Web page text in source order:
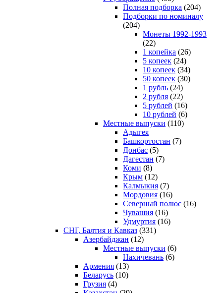
Полная подборка (204)
Подборки по номиналу
(204)
Монеты 1992-1993
(22)
1 копейка (26)
5 копеек (24)
10 копеек (34)
50 копеек (30)
1 рубль (24)
2 рубля (22)
5 рублей (16)
10 рублей (6)
Местные выпуски (110)
Адыгея
Башкортостан (7)
Донбас (5)
Дагестан (7)
Коми (8)
Крым (12)
Калмыкия (7)
Мордовия (16)
Северный полюс (16)
Чувашия (16)
Удмуртия (16)
СНГ, Балтия и Кавказ (331)
Азербайджан (12)
Местные выпуски (6)
Нахичевань (6)
Армения (13)
Беларусь (10)
Грузия (4)